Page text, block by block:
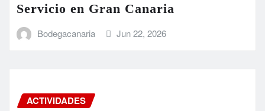
Servicio en Gran Canaria
Bodegacanaria Jun 22, 2026
ACTIVIDADES